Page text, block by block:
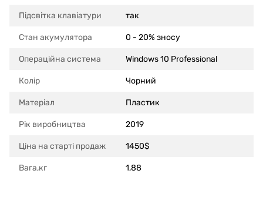
Підсвітка клавіатури так
Стан акумулятора 0 - 20% зносу
Операційна система Windows 10 Professional
Колір Чорний
Матеріал Пластик
Рік виробництва 2019
Ціна на старті продаж 1450$
Вага,кг 1,88